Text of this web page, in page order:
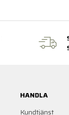
HANDLA
Kundtjänst